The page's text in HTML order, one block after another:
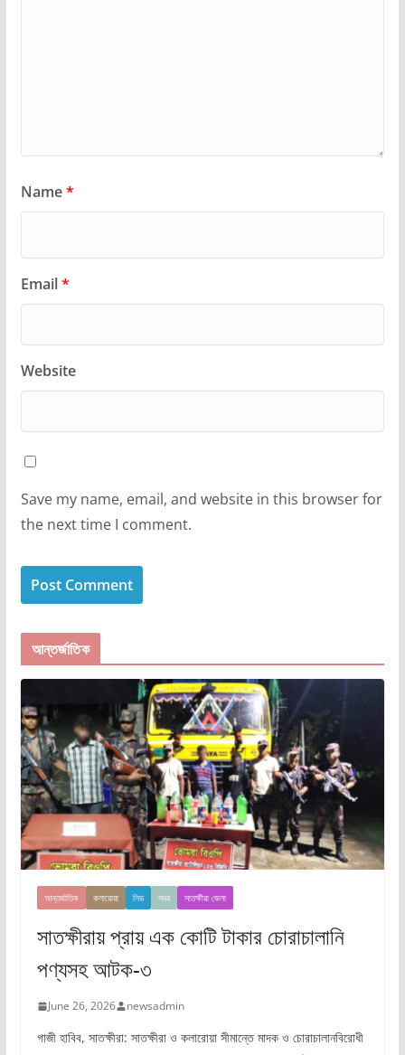
Name*
Email*
Website
Save my name, email, and website in this browser for
the next time I comment.
আন্তর্জাতিক
আন্তর্জাতিক কলারোয়া লিড সদর সাতক্ষীরা জেলা
সাতক্ষীরায় প্রায় এক কোটি টাকার চোরাচালানি
পণ্যসহ আটক-৩
June 26, 2026 newsadmin
গাজী হাবিব, সাতক্ষীরা: সাতক্ষীরা ও কলারোয়া সীমান্তে মাদক ও চোরাচালানবিরোধী